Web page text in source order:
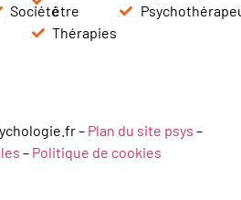
Sociétéêtre
Thérapies
– Plan du site psys –
– Politique de cookies